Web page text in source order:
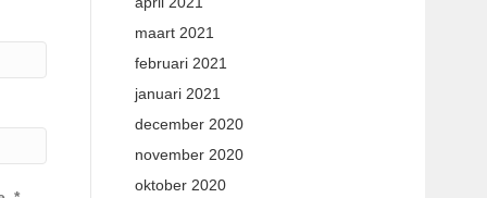
maart 2021
februari 2021
januari 2021
december 2020
november 2020
oktober 2020